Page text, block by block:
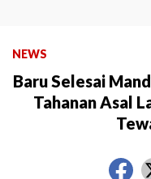
NEWS
Baru Selesai
Tahanan Asal